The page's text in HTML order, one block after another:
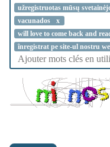
užregistruotas mūsų
vacunados
will love to come back and
înregistrat pe site-ul nostru